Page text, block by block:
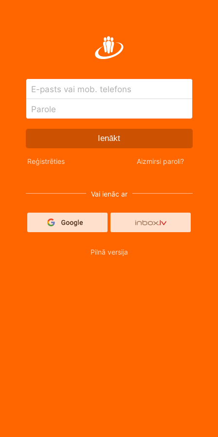
E-pasts vai mob. telefons
Parole
Ienākt
Reģistrēties Aizmirsi paroli?
Vai ienāc ar
Pilnā versija